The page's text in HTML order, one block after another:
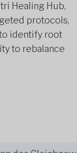
Healing Hub,
protocols,
identify root
to rebalance